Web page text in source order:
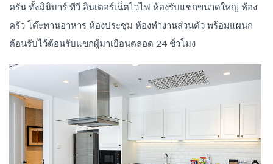
ครัน ทั้งมินิบาร์ ทีวี อินเตอร์เน็ตไวไฟ ห้องรับแขกขนาดใหญ่ ห้อง
ครัว โต๊ะทานอาหาร ห้องประชุม ห้องทำงานส่วนตัว พร้อมแผนก
ต้อนรับไว้ต้อนรับแขกผู้มาเยือนตลอด 24 ชั่วโมง